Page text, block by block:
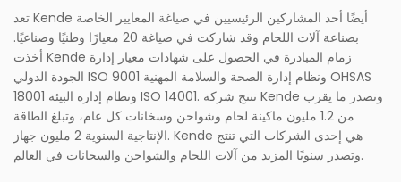
تعد Kende أيضًا أحد المشاركين الرئيسيين في صياغة المعايير الخاصة
بصناعة آلات اللحام وقد شاركت في صياغة 20 معيارًا وطنيًا وصناعيًا.
أخذت Kende زمام المبادرة في الحصول على شهادات معيار إدارة
الجودة الدولي ISO 9001 ونظام إدارة الصحة والسلامة المهنية OHSAS
18001 ونظام إدارة البيئة ISO 14001. تنتج شركة Kende وتصدر ما يقرب
من 1.2 مليون ماكينة لحام وشواحن وسخانات كل عام، وتبلغ الطاقة
الإنتاجية السنوية 2 مليون جهاز. Kende هي إحدى الشركات التي تنتج
وتصدر سنويًا المزيد من آلات اللحام والشواحن والسخانات في العالم.